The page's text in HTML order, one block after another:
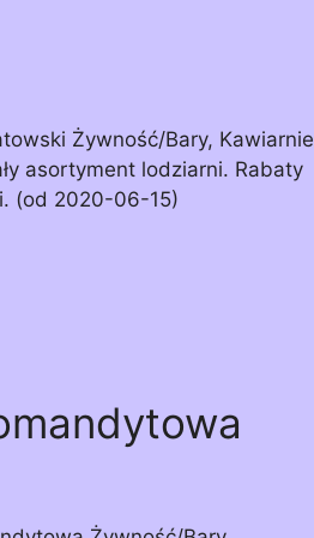
Żywność/Bary, Kawiarnie
asortyment lodziarni. Rabaty
(od 2020-06-15)